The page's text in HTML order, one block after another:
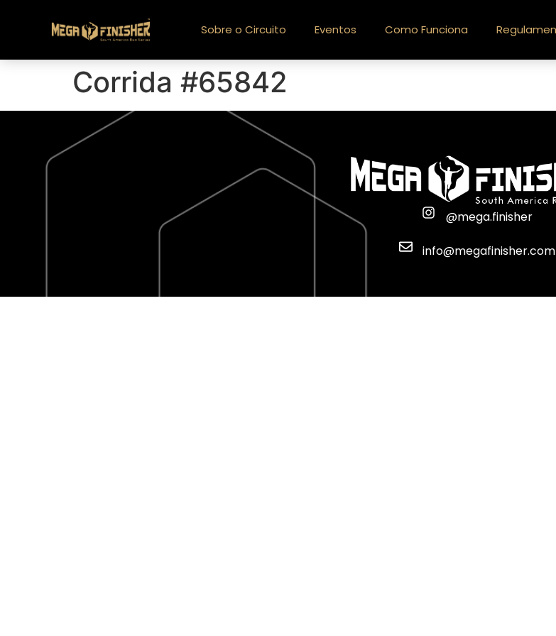
Sobre o Circuito Eventos Como Funciona
Corrida #65842
@mega.finisher
info@megafinisher.com